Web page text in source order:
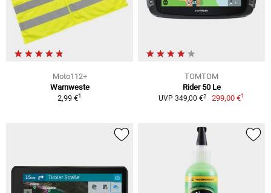
Moto112+
Warnweste
2,99 €1
TOMTOM
Rider 50 Le
UVP 349,00 €2 299,00 €1